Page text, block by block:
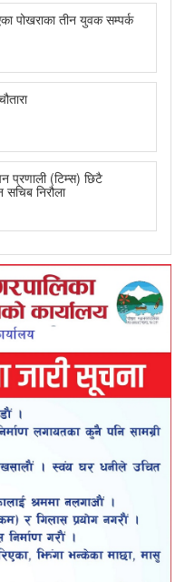
पोखराका तीन युवक सम्पर्क
प्रणाली (टिम्स) छिटै
निरौला